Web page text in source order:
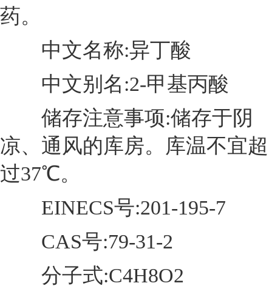
药。
中文名称:异丁酸
中文别名:2-甲基丙酸
储存注意事项:储存于阴
凉、通风的库房。库温不宜超
过37℃。
EINECS号:201-195-7
CAS号:79-31-2
分子式:C4H8O2